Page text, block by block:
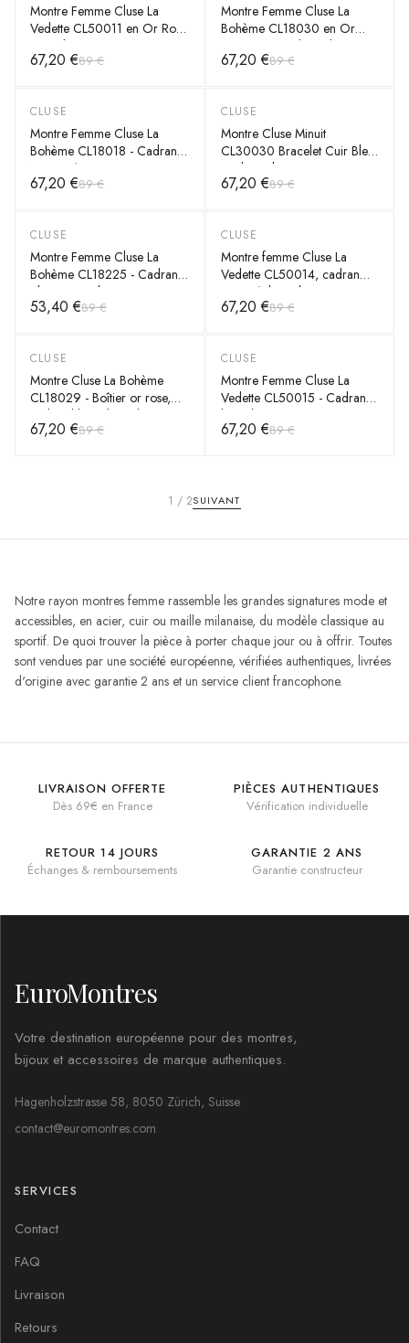
Montre Femme Cluse La
Vedette CL50011 en Or Rose
et Cadran Noir
67,20 €89 €
Montre Femme Cluse La
Bohème CL18030 en Or
Rose avec Cadran Blanc et
Bracelet Cuir
67,20 €89 €
-25%
CLUSE
Montre Femme Cluse La
Bohème CL18018 - Cadran
Noir, Boîtier Or Rose,
Bracelet Cuir Gris
67,20 €89 €
-25%
CLUSE
Montre Cluse Minuit
CL30030 Bracelet Cuir Bleu
Cadran Blanc 33mm
67,20 €89 €
-40%
CLUSE
Montre Femme Cluse La
Bohème CL18225 - Cadran
Blanc, Bracelet Cuir Vert
53,40 €89 €
-25%
CLUSE
Montre femme Cluse La
Vedette CL50014, cadran
argenté, bracelet cuir noir
67,20 €89 €
-25%
CLUSE
Montre Cluse La Bohème
CL18029 - Boîtier or rose,
cadran blanc, bracelet cuir
bleu - Unisexe
67,20 €89 €
-25%
CLUSE
Montre Femme Cluse La
Vedette CL50015 - Cadran et
bracelet cuir noir
67,20 €89 €
1 / 2SUIVANT
Notre rayon montres femme rassemble les grandes signatures mode et
accessibles, en acier, cuir ou maille milanaise, du modèle classique au
sportif. De quoi trouver la pièce à porter chaque jour ou à offrir. Toutes
sont vendues par une société européenne, vérifiées authentiques, livrées
d'origine avec garantie 2 ans et un service client francophone.
LIVRAISON OFFERTE
Dès 69€ en France
PIÈCES AUTHENTIQUES
Vérification individuelle
RETOUR 14 JOURS
Échanges & remboursements
GARANTIE 2 ANS
Garantie constructeur
EuroMontres
Votre destination européenne pour des montres,
bijoux et accessoires de marque authentiques.
Hagenholzstrasse 58, 8050 Zürich, Suisse
contact@euromontres.com
SERVICES
Contact
FAQ
Livraison
Retours